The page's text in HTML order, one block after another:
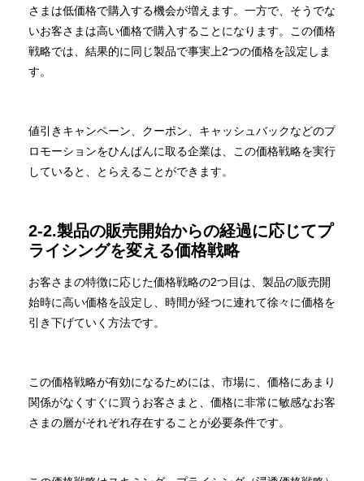
さまは低価格で購入する機会が増えます。一方で、そうでな
いお客さまは高い価格で購入することになります。この価格
戦略では、結果的に同じ製品で事実上2つの価格を設定しま
す。
値引きキャンペーン、クーポン、キャッシュバックなどのプ
ロモーションをひんぱんに取る企業は、この価格戦略を実行
していると、とらえることができます。
2-2.製品の販売開始からの経過に応じてプ
ライシングを変える価格戦略
お客さまの特徴に応じた価格戦略の2つ目は、製品の販売開
始時に高い価格を設定し、時間が経つに連れて徐々に価格を
引き下げていく方法です。
この価格戦略が有効になるためには、市場に、価格にあまり
関係がなくすぐに買うお客さまと、価格に非常に敏感なお客
さまの層がそれぞれ存在することが必要条件です。